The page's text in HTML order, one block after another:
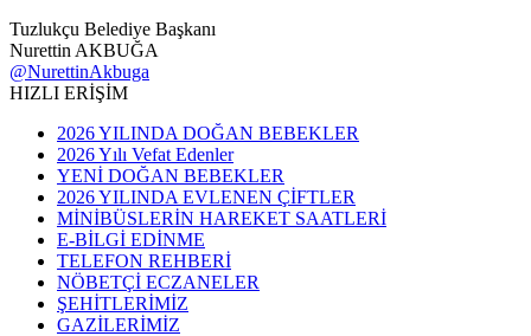
Tuzlukçu Belediye Başkanı
Nurettin AKBUĞA
@NurettinAkbuga
HIZLI ERİŞİM
2026 YILINDA DOĞAN BEBEKLER
2026 Yılı Vefat Edenler
YENİ DOĞAN BEBEKLER
2026 YILINDA EVLENEN ÇİFTLER
MİNİBÜSLERİN HAREKET SAATLERİ
E-BİLGİ EDİNME
TELEFON REHBERİ
NÖBETÇİ ECZANELER
ŞEHİTLERİMİZ
GAZİLERİMİZ